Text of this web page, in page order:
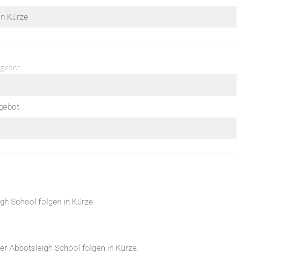
Kürze
School folgen in Kürze
Abbotsleigh School folgen in Kürze.